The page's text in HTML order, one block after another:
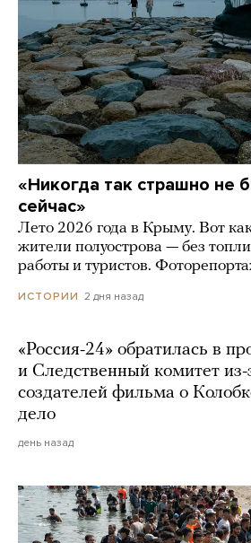
«Никогда так страшно не
сейчас»
Лето 2026 года в Крыму. Вот
жители полуострова — без
работы и туристов.
ИСТОРИИ 2 дня назад
«Россия-24» обратилась в
и Следственный комитет из-
создателей фильма о
дело
день назад